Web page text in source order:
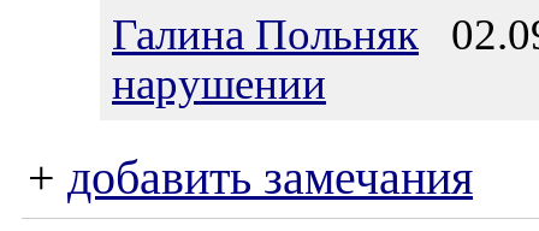
Галина Польняк
нарушении
+ добавить замечания